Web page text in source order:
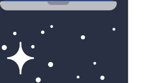
характеристики
и IP видеосистем. Поддержка